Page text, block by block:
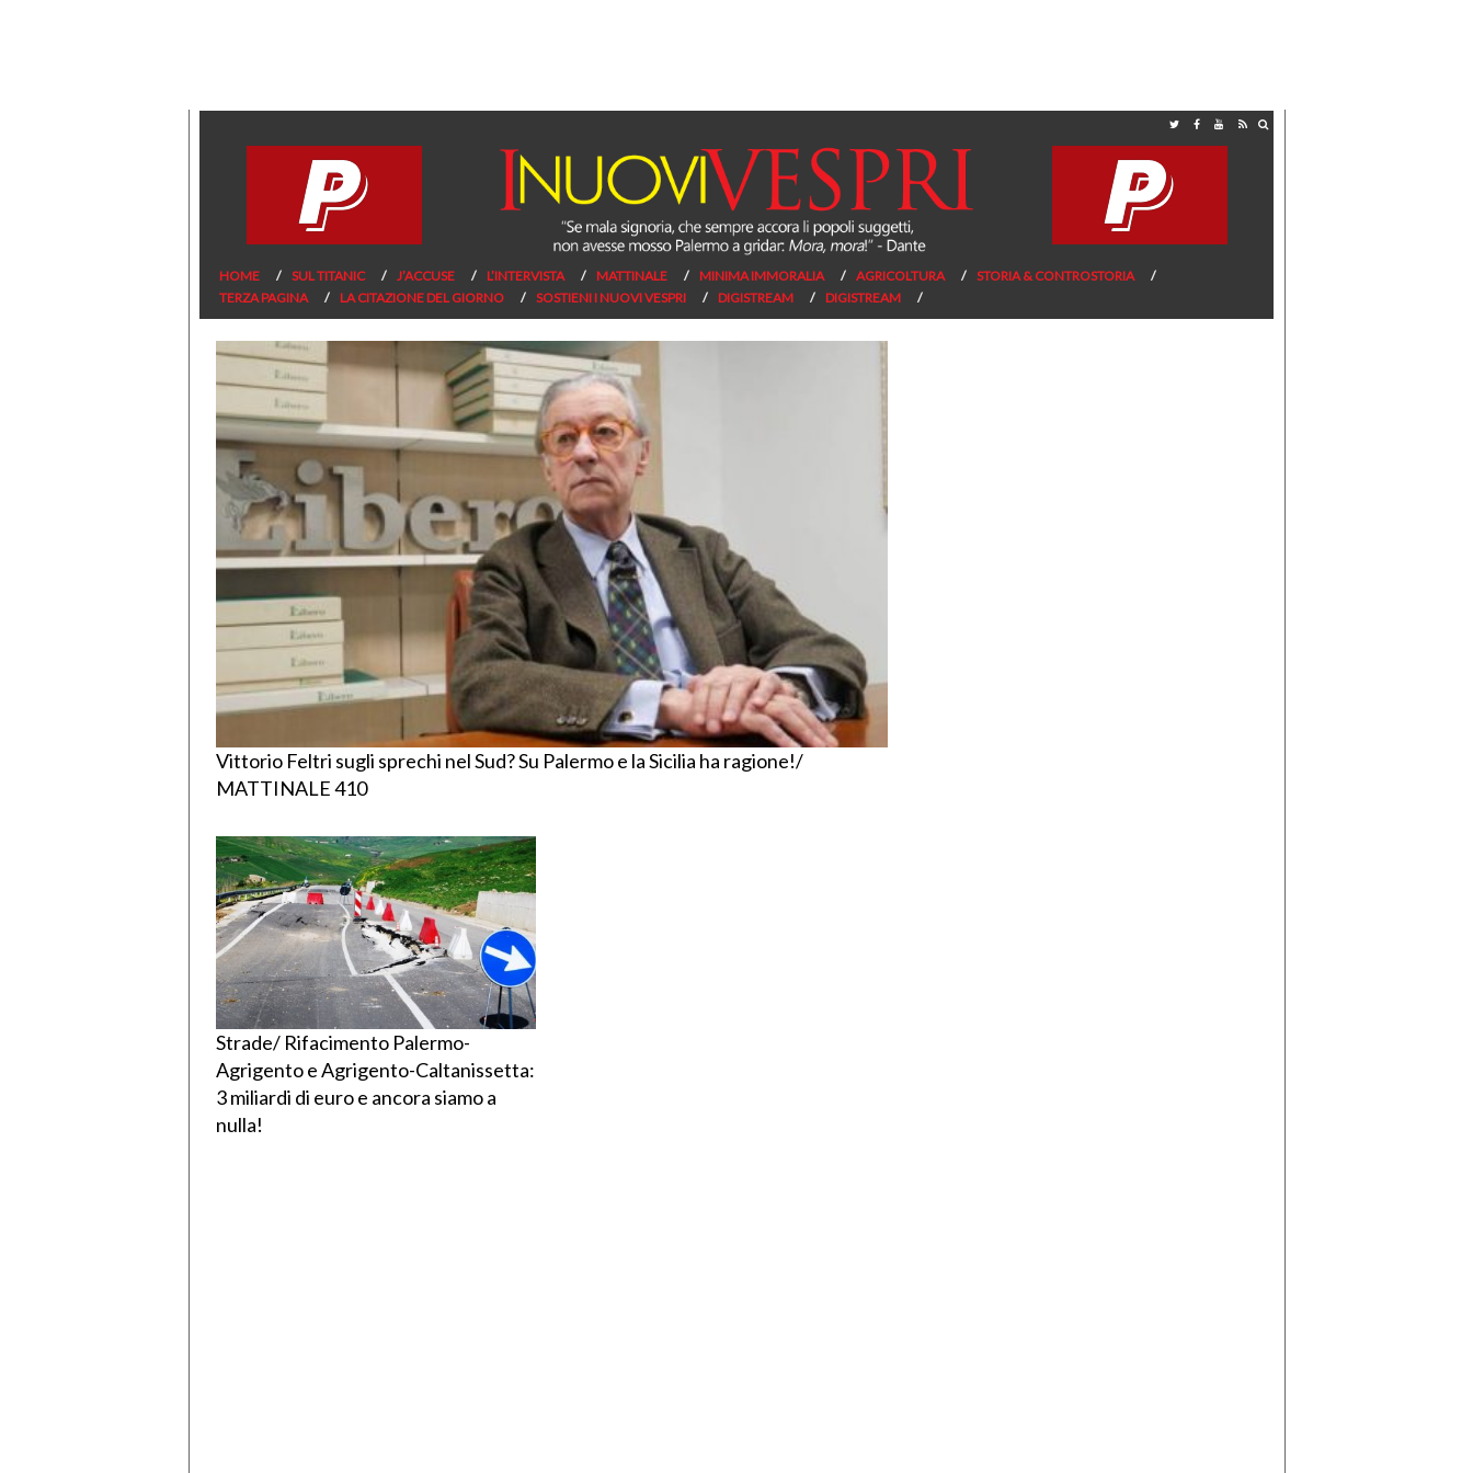
HOME SUL TITANIC J’ACCUSE L’INTERVISTA MATTINALE MINIMA IMMORALIA AGRICOLTURA
STORIA & CONTROSTORIA
TERZA PAGINA
LA CITAZIONE DEL GIORNO SOSTIENI I NUOVI VESPRI DIGISTREAM DIGISTREAM
Vittorio Feltri sugli sprechi nel Sud? Su Palermo e la Sicilia ha ragione!/
MATTINALE 410
Strade/ Rifacimento Palermo-
Agrigento e Agrigento-Caltanissetta:
3 miliardi di euro e ancora siamo a
nulla!